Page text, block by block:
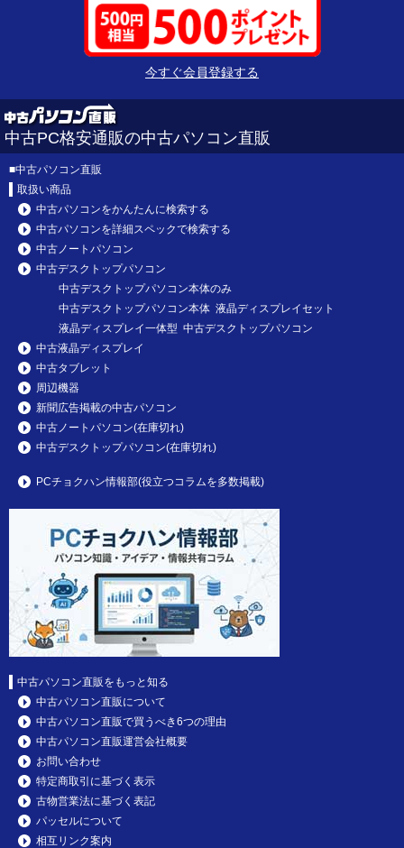
今すぐ会員登録する
中古PC格安通販の中古パソコン直販
■中古パソコン直販
取扱い商品
中古パソコンをかんたんに検索する
中古パソコンを詳細スペックで検索する
中古ノートパソコン
中古デスクトップパソコン
中古デスクトップパソコン本体のみ
中古デスクトップパソコン本体 液晶ディスプレイセット
液晶ディスプレイ一体型 中古デスクトップパソコン
中古液晶ディスプレイ
中古タブレット
周辺機器
新聞広告掲載の中古パソコン
中古ノートパソコン(在庫切れ)
中古デスクトップパソコン(在庫切れ)
PCチョクハン情報部(役立つコラムを多数掲載)
中古パソコン直販をもっと知る
中古パソコン直販について
中古パソコン直販で買うべき6つの理由
中古パソコン直販運営会社概要
お問い合わせ
特定商取引に基づく表示
古物営業法に基づく表記
パッセルについて
相互リンク案内